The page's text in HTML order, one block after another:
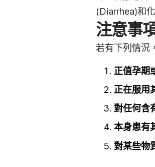
(Diarrhea)和
注意事
若有下列情況
正值孕期
正在服用
對任何含
本身患有
對某些物